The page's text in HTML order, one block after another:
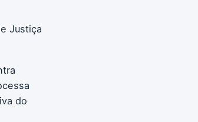
Justiça
do